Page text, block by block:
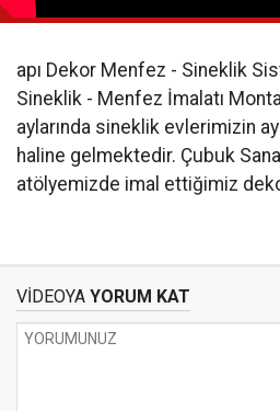
apı Dekor Menfez - Sineklik
Sineklik - Menfez İmalatı
aylarında sineklik evlerimizin
haline gelmektedir. Çubuk
atölyemizde imal ettiğimiz
VİDEOYA YORUM KAT